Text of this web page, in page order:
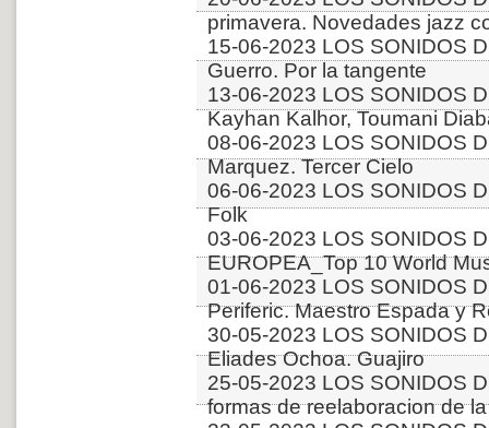
primavera. Novedades jazz
15-06-2023 LOS SONIDOS
Guerro. Por la tangente
13-06-2023 LOS SONIDOS
Kayhan Kalhor, Toumani
08-06-2023 LOS SONIDOS
Marquez. Tercer Cielo
06-06-2023 LOS SONIDOS
Folk
03-06-2023 LOS SONIDOS
EUROPEA_Top 10 World
01-06-2023 LOS SONIDOS
Periferic. Maestro Espada y
30-05-2023 LOS SONIDOS
Eliades Ochoa. Guajiro
25-05-2023 LOS SONIDOS
formas de reelaboracion de